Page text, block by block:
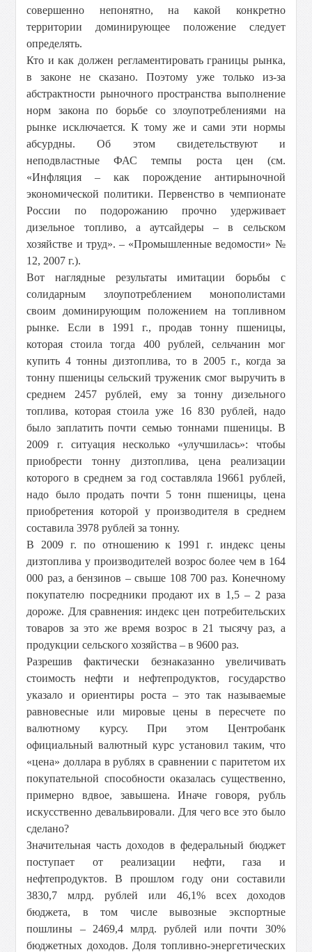
совершенно непонятно, на какой конкретно
территории доминирующее положение следует
определять.
Кто и как должен регламентировать границы рынка,
в законе не сказано. Поэтому уже только из-за
абстрактности рыночного пространства выполнение
норм закона по борьбе со злоупотреблениями на
рынке исключается. К тому же и сами эти нормы
абсурдны. Об этом свидетельствуют и
неподвластные ФАС темпы роста цен (см.
«Инфляция – как порождение антирыночной
экономической политики. Первенство в чемпионате
России по подорожанию прочно удерживает
дизельное топливо, а аутсайдеры – в сельском
хозяйстве и труд». – «Промышленные ведомости» №
12, 2007 г.).
Вот наглядные результаты имитации борьбы с
солидарным злоупотреблением монополистами
своим доминирующим положением на топливном
рынке. Если в 1991 г., продав тонну пшеницы,
которая стоила тогда 400 рублей, сельчанин мог
купить 4 тонны дизтоплива, то в 2005 г., когда за
тонну пшеницы сельский труженик смог выручить в
среднем 2457 рублей, ему за тонну дизельного
топлива, которая стоила уже 16 830 рублей, надо
было заплатить почти семью тоннами пшеницы. В
2009 г. ситуация несколько «улучшилась»: чтобы
приобрести тонну дизтоплива, цена реализации
которого в среднем за год составляла 19661 рублей,
надо было продать почти 5 тонн пшеницы, цена
приобретения которой у производителя в среднем
составила 3978 рублей за тонну.
В 2009 г. по отношению к 1991 г. индекс цены
дизтоплива у производителей возрос более чем в 164
000 раз, а бензинов – свыше 108 700 раз. Конечному
покупателю посредники продают их в 1,5 – 2 раза
дороже. Для сравнения: индекс цен потребительских
товаров за это же время возрос в 21 тысячу раз, а
продукции сельского хозяйства – в 9600 раз.
Разрешив фактически безнаказанно увеличивать
стоимость нефти и нефтепродуктов, государство
указало и ориентиры роста – это так называемые
равновесные или мировые цены в пересчете по
валютному курсу. При этом Центробанк
официальный валютный курс установил таким, что
«цена» доллара в рублях в сравнении с паритетом их
покупательной способности оказалась существенно,
примерно вдвое, завышена. Иначе говоря, рубль
искусственно девальвировали. Для чего все это было
сделано?
Значительная часть доходов в федеральный бюджет
поступает от реализации нефти, газа и
нефтепродуктов. В прошлом году они составили
3830,7 млрд. рублей или 46,1% всех доходов
бюджета, в том числе вывозные экспортные
пошлины – 2469,4 млрд. рублей или почти 30%
бюджетных доходов. Доля топливно-энергетических